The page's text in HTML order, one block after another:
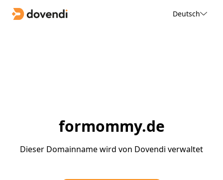
Deutsch
formommy.de
Dieser Domainname wird von Dovendi verwaltet